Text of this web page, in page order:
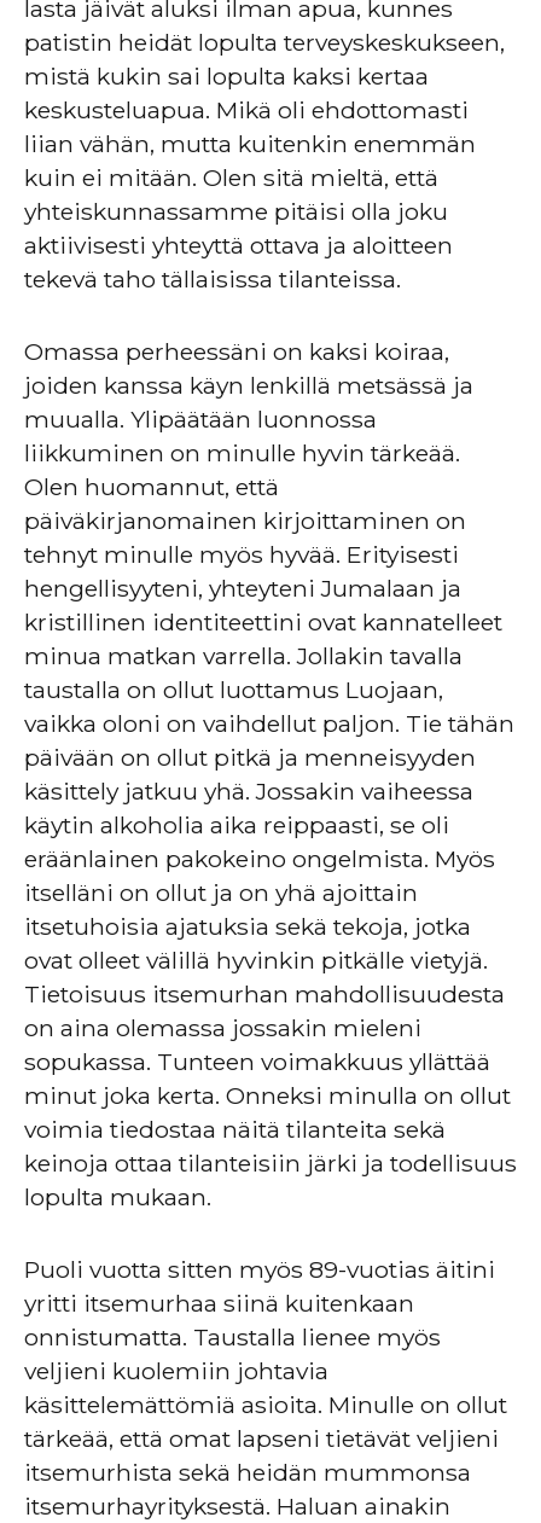
lasta jäivät aluksi ilman apua, kunnes
patistin heidät lopulta terveyskeskukseen,
mistä kukin sai lopulta kaksi kertaa
keskusteluapua. Mikä oli ehdottomasti
liian vähän, mutta kuitenkin enemmän
kuin ei mitään. Olen sitä mieltä, että
yhteiskunnassamme pitäisi olla joku
aktiivisesti yhteyttä ottava ja aloitteen
tekevä taho tällaisissa tilanteissa.
Omassa perheessäni on kaksi koiraa,
joiden kanssa käyn lenkillä metsässä ja
muualla. Ylipäätään luonnossa
liikkuminen on minulle hyvin tärkeää.
Olen huomannut, että
päiväkirjanomainen kirjoittaminen on
tehnyt minulle myös hyvää. Erityisesti
hengellisyyteni, yhteyteni Jumalaan ja
kristillinen identiteettini ovat kannatelleet
minua matkan varrella. Jollakin tavalla
taustalla on ollut luottamus Luojaan,
vaikka oloni on vaihdellut paljon. Tie tähän
päivään on ollut pitkä ja menneisyyden
käsittely jatkuu yhä. Jossakin vaiheessa
käytin alkoholia aika reippaasti, se oli
eräänlainen pakokeino ongelmista. Myös
itselläni on ollut ja on yhä ajoittain
itsetuhoisia ajatuksia sekä tekoja, jotka
ovat olleet välillä hyvinkin pitkälle vietyjä.
Tietoisuus itsemurhan mahdollisuudesta
on aina olemassa jossakin mieleni
sopukassa. Tunteen voimakkuus yllättää
minut joka kerta. Onneksi minulla on ollut
voimia tiedostaa näitä tilanteita sekä
keinoja ottaa tilanteisiin järki ja todellisuus
lopulta mukaan.
Puoli vuotta sitten myös 89-vuotias äitini
yritti itsemurhaa siinä kuitenkaan
onnistumatta. Taustalla lienee myös
veljieni kuolemiin johtavia
käsittelemättömiä asioita. Minulle on ollut
tärkeää, että omat lapseni tietävät veljieni
itsemurhista sekä heidän mummonsa
itsemurhayrityksestä. Haluan ainakin